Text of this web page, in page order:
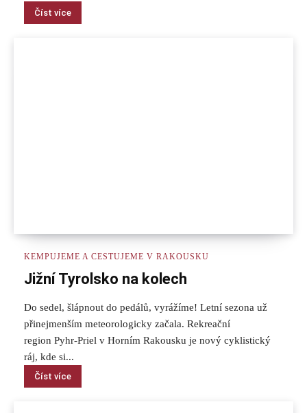
Číst více
KEMPUJEME A CESTUJEME V RAKOUSKU
Jižní Tyrolsko na kolech
Do sedel, šlápnout do pedálů, vyrážíme! Letní sezona už
přinejmenším meteorologicky začala. Rekreační
region Pyhr-Priel v Horním Rakousku je nový cyklistický
ráj, kde si...
Číst více